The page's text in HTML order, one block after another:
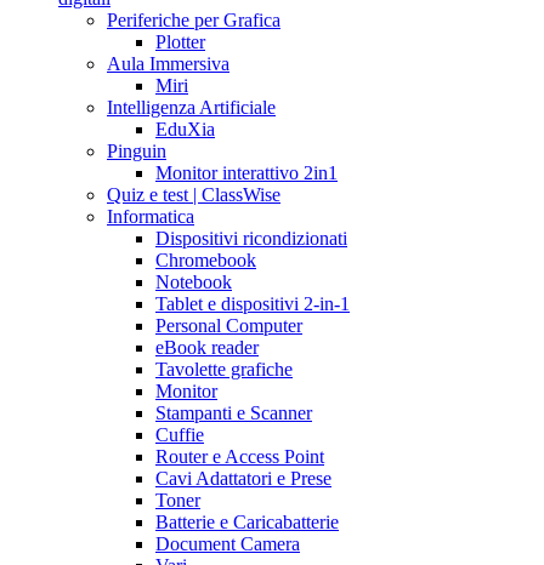
Periferiche per Grafica
Plotter
Aula Immersiva
Miri
Intelligenza Artificiale
EduXia
Pinguin
Monitor interattivo 2in1
Quiz e test | ClassWise
Informatica
Dispositivi ricondizionati
Chromebook
Notebook
Tablet e dispositivi 2-in-1
Personal Computer
eBook reader
Tavolette grafiche
Monitor
Stampanti e Scanner
Cuffie
Router e Access Point
Cavi Adattatori e Prese
Toner
Batterie e Caricabatterie
Document Camera